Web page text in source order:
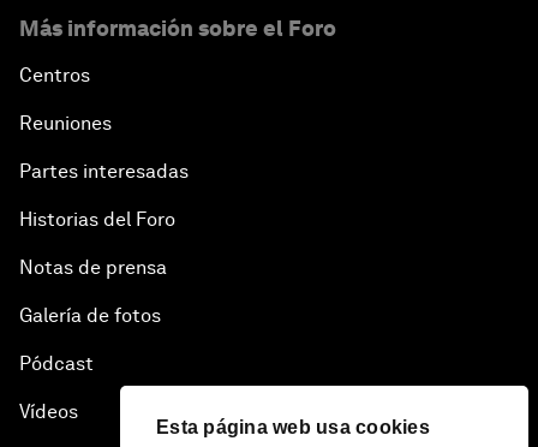
Esta página web usa cookies
Más información sobre el Foro
Centros
Reuniones
Partes interesadas
Historias del Foro
Notas de prensa
Galería de fotos
Pódcast
Vídeos